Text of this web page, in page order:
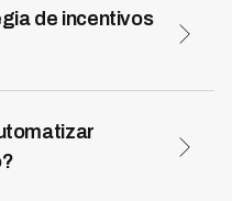
de incentivos
la retención.